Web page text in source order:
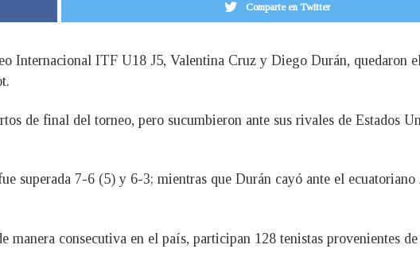
Comparte en Twitter
Internacional ITF U18 J5, Valentina Cruz y Diego Durán, quedaron
de final del torneo, pero sucumbieron ante sus rivales de Estados
superada 7-6 (5) y 6-3; mientras que Durán cayó ante el
consecutiva en el país, participan 128 tenistas provenientes